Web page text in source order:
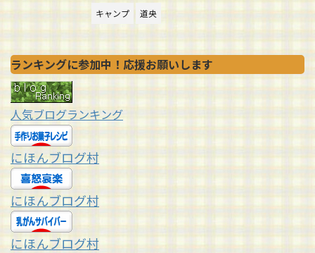
キャンプ 道央
ランキングに参加中！応援お願いします
人気ブログランキング
にほんブログ村
にほんブログ村
にほんブログ村